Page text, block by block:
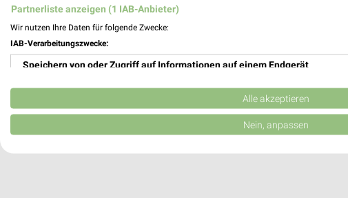
Partnerliste anzeigen (1 IAB-Anbieter)
Wir nutzen Ihre Daten für folgende Zwecke:
IAB-Verarbeitungszwecke:
Speichern von oder Zugriff auf Informationen auf einem Endgerät
Verwendung reduzierter Daten zur Auswahl von Werbeanzeigen
Erstellung von Profilen für personalisierte Werbung
Alle akzeptieren
Nein, anpassen